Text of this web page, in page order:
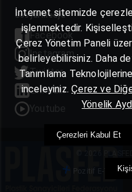
Sosyal Medya
Facebook
Instagram
Twitter
Linkedin
Youtube
Pozitif E-Ticaret
İnternet sitemizde
işlenmektedir.
Çerez Yönetim Paneli
belirleyebilirsiniz. Daha
Tanımlama
inceleyiniz.Çerez ve
Yönelik
Çerezleri Kabul Et